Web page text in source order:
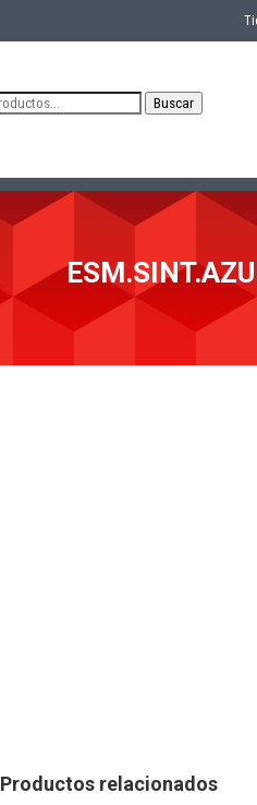
Buscar
Productos relacionados